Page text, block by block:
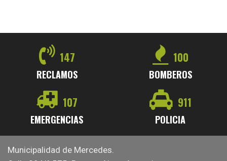
147
RECLAMOS
100
BOMBEROS
107
EMERGENCIAS
911
POLICIA
Municipalidad de Mercedes.